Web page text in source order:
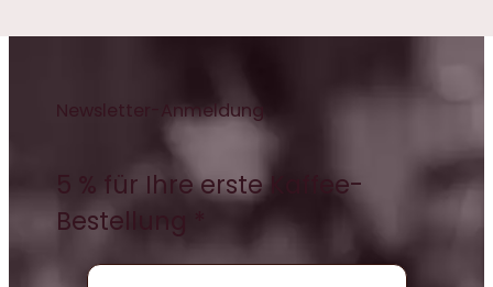
Newsletter-Anmeldung
5 % für Ihre erste Kaffee-
Bestellung *